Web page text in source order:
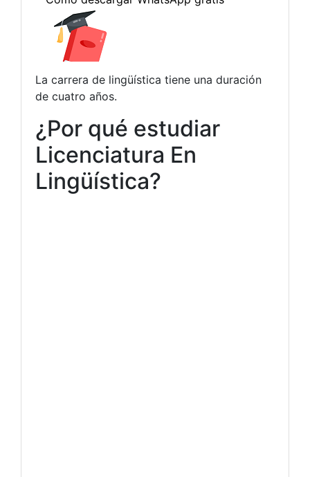
La carrera de lingüística tiene una duración
de cuatro años.
¿Por qué estudiar
Licenciatura En
Lingüística?